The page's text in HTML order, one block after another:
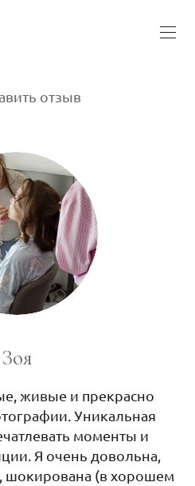
отзыв
Зоя
живые и прекрасно
Уникальная
моменты и
Я очень довольна,
шокирована (в хорошем